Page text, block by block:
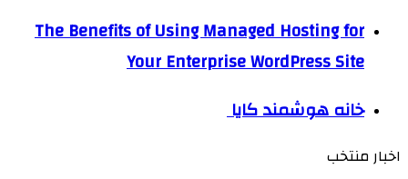
The Benefits of Using Managed Hosting for
Your Enterprise WordPress Site
خانه هوشمند کایا
اخبار منتخب